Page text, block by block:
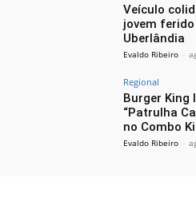
Veículo
jovem
Uberlândia
Evaldo Ribeiro -
Regional
Burger King
“Patrulha
no Combo
Evaldo Ribeiro -